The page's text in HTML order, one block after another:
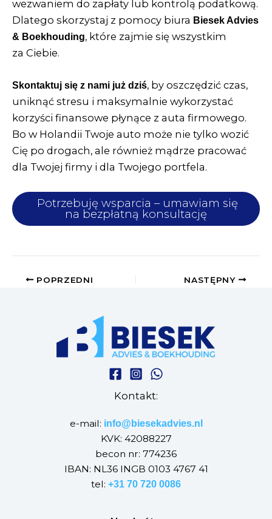
wezwaniem do zapłaty lub kontrolą podatkową.
Dlatego skorzystaj z pomocy biura Biesek Advies
& Boekhouding, które zajmie się wszystkim
za Ciebie.
Skontaktuj się z nami już dziś, by oszczędzić czas,
uniknąć stresu i maksymalnie wykorzystać
korzyści finansowe płynące z auta firmowego.
Bo w Holandii Twoje auto może nie tylko wozić
Cię po drogach, ale również mądrze pracować
dla Twojej firmy i dla Twojego portfela.
Potrzebuję wsparcia – umawiam się
na bezpłatną konsultację
POPRZEDNI NASTĘPNY
Kontakt:
e-mail: info@biesekadvies.nl
KVK: 42088227
becon nr: 774236
IBAN: NL36 INGB 0103 4767 41
tel: +31 70 720 0086